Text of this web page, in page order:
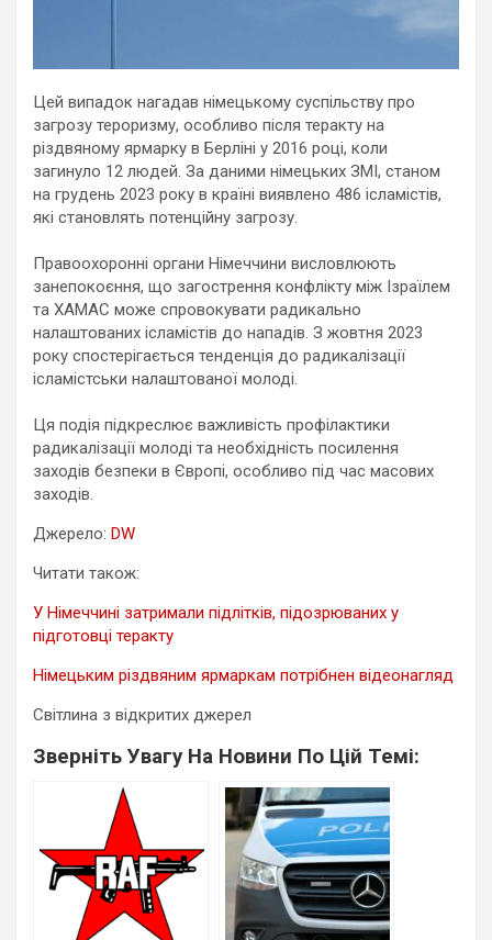
Цей випадок нагадав німецькому суспільству про
загрозу тероризму, особливо після теракту на
різдвяному ярмарку в Берліні у 2016 році, коли
загинуло 12 людей. За даними німецьких ЗМІ, станом
на грудень 2023 року в країні виявлено 486 ісламістів,
які становлять потенційну загрозу.
Правоохоронні органи Німеччини висловлюють
занепокоєння, що загострення конфлікту між Ізраїлем
та ХАМАС може спровокувати радикально
налаштованих ісламістів до нападів. З жовтня 2023
року спостерігається тенденція до радикалізації
ісламістськи налаштованої молоді.
Ця подія підкреслює важливість профілактики
радикалізації молоді та необхідність посилення
заходів безпеки в Європі, особливо під час масових
заходів.
Джерело: DW
Читати також:
У Німеччині затримали підлітків, підозрюваних у
підготовці теракту
Німецьким різдвяним ярмаркам потрібнен відеонагляд
Світлина з відкритих джерел
Зверніть Увагу На Новини По Цій Темі: